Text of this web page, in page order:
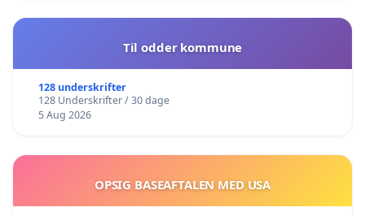
Til odder kommune
128 underskrifter
128 Underskrifter / 30 dage
5 Aug 2026
OPSIG BASEAFTALEN MED USA